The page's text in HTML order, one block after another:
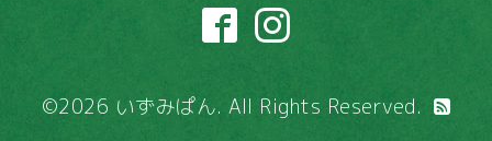
©2026 いずみぱん. All Rights Reserved.